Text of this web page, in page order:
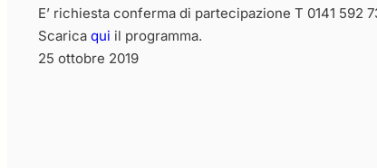
E’ richiesta conferma di partecipazione T 0141 592
Scarica qui il programma.
25 ottobre 2019